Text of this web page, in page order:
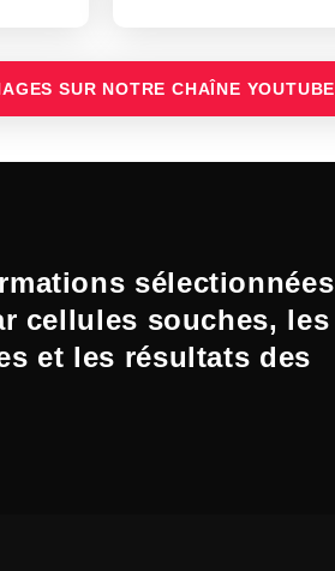
SUR NOTRE CHAÎNE YOUTUBE
sélectionnées
cellules souches, les
et les résultats des